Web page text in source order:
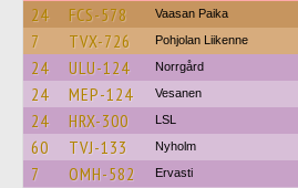
24 FCS-578 Vaasan Paika
7 TVX-726 Pohjolan Liikenne
24 ULU-124 Norrgård
24 MEP-124 Vesanen
24 HRX-300 LSL
60 TVJ-133 Nyholm
7 OMH-582 Ervasti